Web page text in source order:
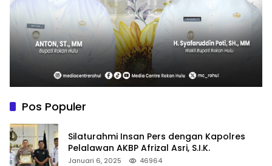
Pos Populer
Silaturahmi Insan Pers dengan Kapolres
Pelalawan AKBP Afrizal Asri, S.I.K.
Januari 6, 2025 46964